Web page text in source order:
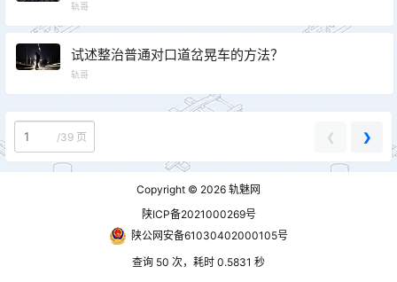
轨哥
试述整治普通对口道岔晃车的方法？
轨哥
/39 页 ❮ ❯
Copyright © 2026 轨魅网
陕ICP备2021000269号
陕公网安备61030402000105号
查询 50 次，耗时 0.5831 秒